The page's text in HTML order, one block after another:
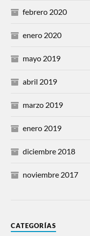
febrero 2020
enero 2020
mayo 2019
abril 2019
marzo 2019
enero 2019
diciembre 2018
noviembre 2017
CATEGORÍAS